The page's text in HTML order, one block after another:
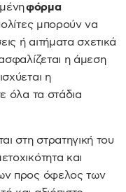
φόρμα
μπορούν να
ή αιτήματα σχετικά
η άμεση
η
όλα τα στάδια
στη στρατηγική του
και
προς όφελος των